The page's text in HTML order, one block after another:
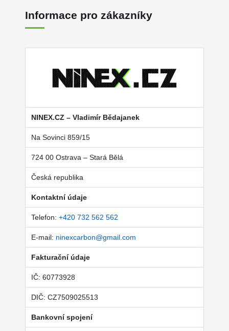
Informace pro zákazníky
NINEX.CZ – Vladimír Bědajanek
Na Sovinci 859/15
724 00 Ostrava – Stará Bělá
Česká republika
Kontaktní údaje
Telefon: +420 732 562 562
E-mail: ninexcarbon@gmail.com
Fakturační údaje
IČ: 60773928
DIČ: CZ7509025513
Bankovní spojení